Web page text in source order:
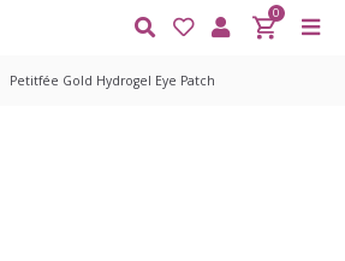
0
Petitfée Gold Hydrogel Eye Patch